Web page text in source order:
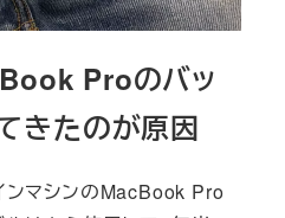
Proのバッ
きたのが原因
ンマシンのMacBook Pro